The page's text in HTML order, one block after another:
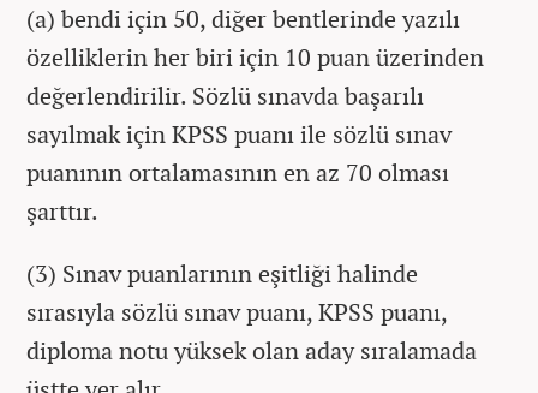
(a) bendi için 50, diğer bentlerinde yazılı
özelliklerin her biri için 10 puan üzerinden
değerlendirilir. Sözlü sınavda başarılı
sayılmak için KPSS puanı ile sözlü sınav
puanının ortalamasının en az 70 olması
şarttır.
(3) Sınav puanlarının eşitliği halinde
sırasıyla sözlü sınav puanı, KPSS puanı,
diploma notu yüksek olan aday sıralamada